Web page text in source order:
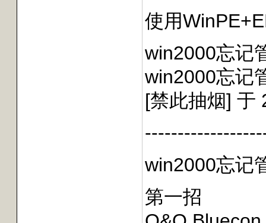
使用
win2000忘记
win2000忘记
[禁此抽烟] 于
win2000忘记
第一招